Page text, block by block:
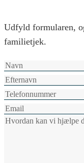
Udfyld formularen,
familietjek.